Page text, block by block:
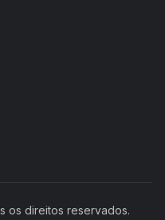
os direitos reservados.